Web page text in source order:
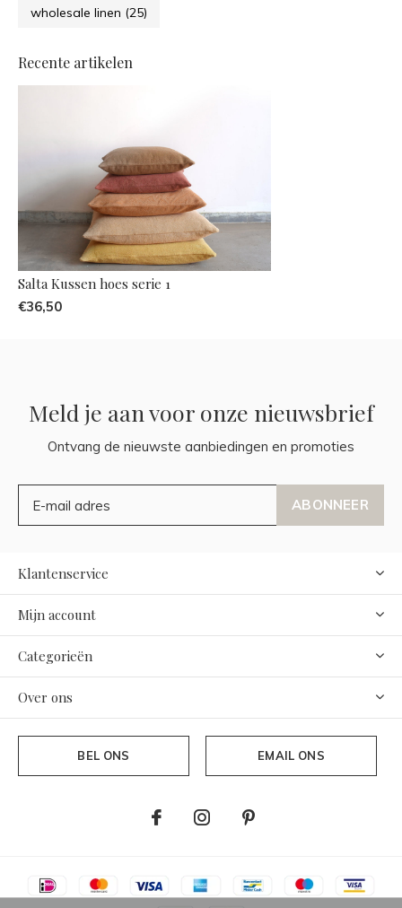
wholesale linen (25)
Recente artikelen
Salta Kussen hoes serie 1
€36,50
Meld je aan voor onze nieuwsbrief
Ontvang de nieuwste aanbiedingen en promoties
ABONNEER
Klantenservice
Mijn account
Categorieën
Over ons
BEL ONS EMAIL ONS